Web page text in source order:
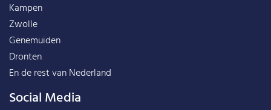
Kampen
Zwolle
Genemuiden
Dronten
En de rest vanNederland
Social Media